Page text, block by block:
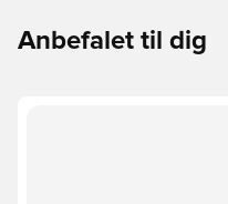
Anbefalet til dig